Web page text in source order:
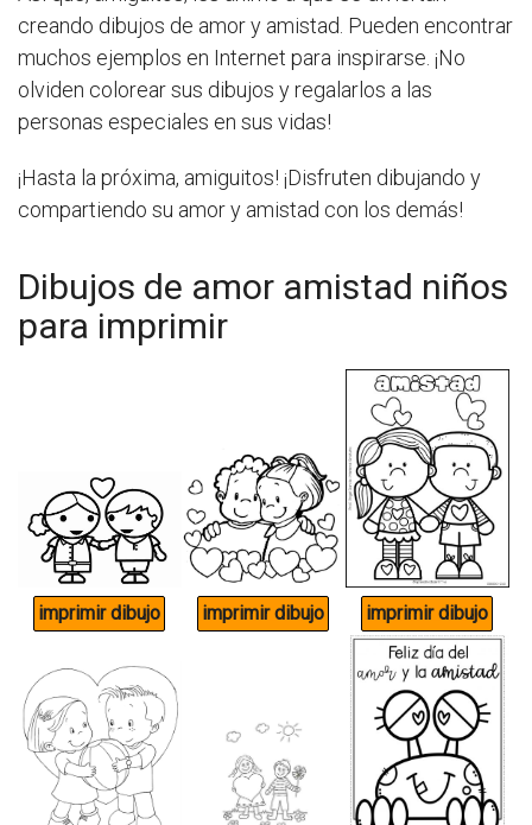
creando dibujos de amor y amistad. Pueden encontrar
muchos ejemplos en Internet para inspirarse. ¡No
olviden colorear sus dibujos y regalarlos a las
personas especiales en sus vidas!
¡Hasta la próxima, amiguitos! ¡Disfruten dibujando y
compartiendo su amor y amistad con los demás!
Dibujos de amor amistad niños
para imprimir